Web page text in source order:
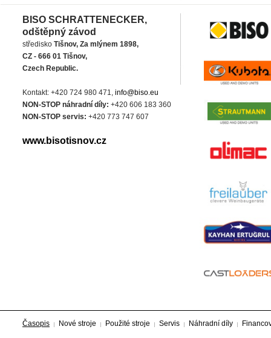
BISO SCHRATTENECKER,
odštěpný závod
středisko Tišnov, Za mlýnem 1898,
CZ - 666 01 Tišnov,
Czech Republic.
Kontakt: +420 724 980 471, info@biso.eu
NON-STOP náhradní díly: +420 606 183 360
NON-STOP servis: +420 773 747 607
www.bisotisnov.cz
Časopis Nové stroje Použité stroje Servis Náhradní díly